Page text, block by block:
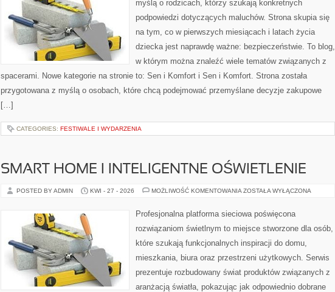
myślą o rodzicach, którzy szukają konkretnych
podpowiedzi dotyczących maluchów. Strona skupia się
na tym, co w pierwszych miesiącach i latach życia
dziecka jest naprawdę ważne: bezpieczeństwie. To blog,
w którym można znaleźć wiele tematów związanych z
spacerami. Nowe kategorie na stronie to: Sen i Komfort i Sen i Komfort. Strona została
przygotowana z myślą o osobach, które chcą podejmować przemyślane decyzje zakupowe
[…]
CATEGORIES: FESTIWALE I WYDARZENIA
SMART HOME I INTELIGENTNE OŚWIETLENIE
POSTED BY ADMIN KWI - 27 - 2026 MOŻLIWOŚĆ KOMENTOWANIA SMART
INTELIGENTNE
OŚWIETLENIE
ZOSTAŁA WYŁĄCZONA
Profesjonalna platforma sieciowa poświęcona
rozwiązaniom świetlnym to miejsce stworzone dla osób,
które szukają funkcjonalnych inspiracji do domu,
mieszkania, biura oraz przestrzeni użytkowych. Serwis
prezentuje rozbudowany świat produktów związanych z
aranżacją światła, pokazując jak odpowiednio dobrane